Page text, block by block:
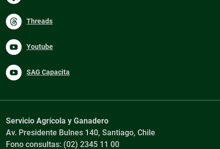
Threads
Youtube
SAG Capacita
Servicio Agrícola y Ganadero
Av. Presidente Bulnes 140, Santiago, Chile
Fono consultas: (02) 2345 11 00